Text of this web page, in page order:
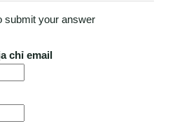
submit your answer
chỉ email